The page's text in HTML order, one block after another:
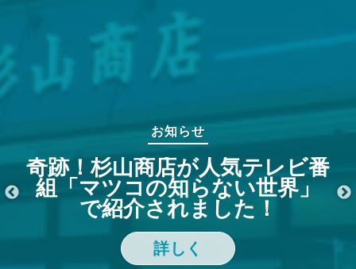
お知らせ
奇跡！杉山商店が人気テレビ番
組「マツコの知らない世界」
で紹介されました！